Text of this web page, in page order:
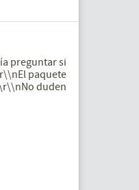
preguntar si
paquete
duden